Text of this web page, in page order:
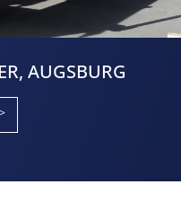
AUGSBURG